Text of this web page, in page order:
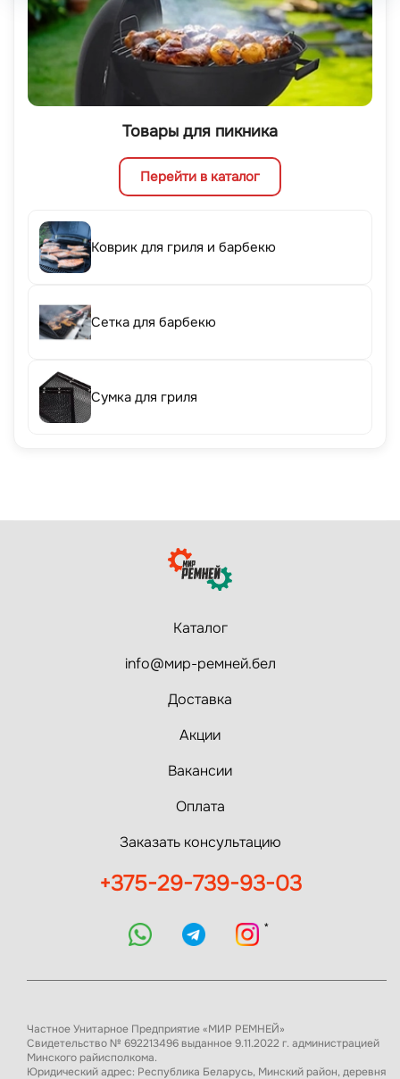
Товары для пикника
Перейти в каталог
Коврик для гриля и барбекю
Сетка для барбекю
Сумка для гриля
Каталог
info@мир-ремней.бел
Доставка
Акции
Вакансии
Оплата
Заказать консультацию
+375-29-739-93-03
*
Частное Унитарное Предприятие «МИР РЕМНЕЙ»
Свидетельство № 692213496 выданное 9.11.2022 г. администрацией
Минского райисполкома.
Юридический адрес: Республика Беларусь, Минский район, деревня